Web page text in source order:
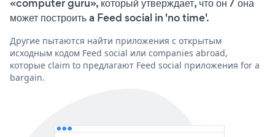
может построить a Feed social in 'no time'.
Другие пытаются найти приложения с открытым
исходным кодом Feed social или companies abroad,
которые claim to предлагают Feed social приложения for a
bargain.